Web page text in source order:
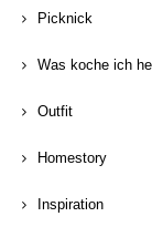
Picknick
Was koche ich
Outfit
Homestory
Inspiration